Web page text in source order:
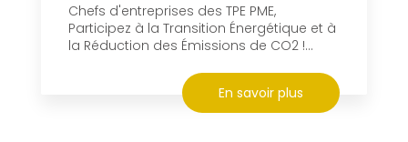
Chefs d'entreprises des TPE PME,
Participez à la Transition Énergétique et à
la Réduction des Émissions de CO2 !...
En savoir plus